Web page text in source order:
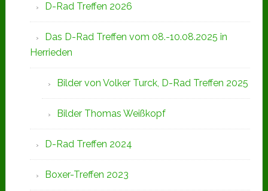
D-Rad Treffen 2026
Das D-Rad Treffen vom 08.-10.08.2025 in
Herrieden
Bilder von Volker Turck, D-Rad Treffen 2025
Bilder Thomas Weißkopf
D-Rad Treffen 2024
Boxer-Treffen 2023